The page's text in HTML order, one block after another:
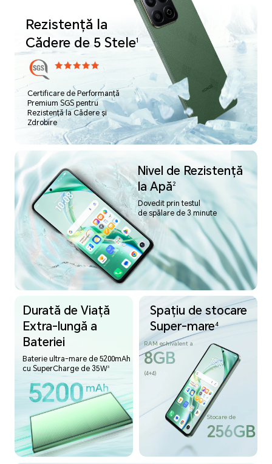
Rezistență la
Cădere de 5 Stele1
Certificare de Performanță
Premium SGS pentru
Rezistență la Cădere și
Zdrobire
Nivel de Rezistență
la Apă2
Dovedit prin testul
de spălare de 3 minute
Durată de Viață
Extra-lungă a
Bateriei
Baterie ultra-mare de 5200mAh
cu SuperCharge de 35W3
Spațiu de stocare
Super-mare4
RAM echivalent a
8GB
(4+4)
Stocare de
256GB